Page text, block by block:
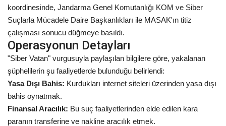
İletişim
Kültür Sanat
koordinesinde, Jandarma Genel Komutanlığı KOM ve Siber
Suçlarla Mücadele Daire Başkanlıkları ile MASAK'ın titiz
çalışması sonucu düğmeye basıldı.
Operasyonun Detayları
"Siber Vatan" vurgusuyla paylaşılan bilgilere göre, yakalanan
şüphelilerin şu faaliyetlerde bulunduğu belirlendi:
Yasa Dışı Bahis: Kurdukları internet siteleri üzerinden yasa dışı
bahis oynatmak.
Finansal Aracılık: Bu suç faaliyetlerinden elde edilen kara
paranın transferine ve nakline aracılık etmek.